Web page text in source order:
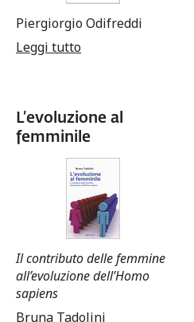
Piergiorgio Odifreddi
Leggi tuttosu Il genio delle
femminile
Bugie, leggende e verità
L’evoluzione al
femminile
Il contributo delle femmine
all’evoluzione dell’Homo
sapiens
Bruna Tadolini